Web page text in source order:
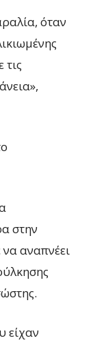
όταν
στην
αναπνέει
είχαν